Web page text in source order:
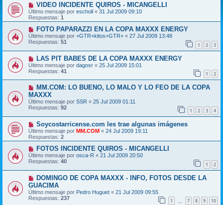
VIDEO INCIDENTE QUIROS - MICANGELLI
Último mensaje por escholl « 31 Jul 2009 09:10
Respuestas: 1
FOTO PAPARAZZI EN LA COPA MAXXX ENERGY
Último mensaje por +GTR+kitos+GTR+ « 27 Jul 2009 13:48
Respuestas: 51 1 2 3
LAS PIT BABES DE LA COPA MAXXX ENERGY
Último mensaje por dagosr « 25 Jul 2009 15:01
Respuestas: 41 1 2
MM.COM: LO BUENO, LO MALO Y LO FEO DE LA COPA
MAXXX
Último mensaje por SSR « 25 Jul 2009 01:11
Respuestas: 92 1 2 3 4
Soycostarricense.com les trae algunas imágenes
Último mensaje por MM.COM « 24 Jul 2009 19:11
Respuestas: 2
FOTOS INCIDENTE QUIROS - MICANGELLI
Último mensaje por osca-R « 21 Jul 2009 20:50
Respuestas: 40 1 2
DOMINGO DE COPA MAXXX - INFO, FOTOS DESDE LA
GUACIMA
Último mensaje por Pedro Huguet « 21 Jul 2009 09:55
Respuestas: 237 1 7 8 9 10